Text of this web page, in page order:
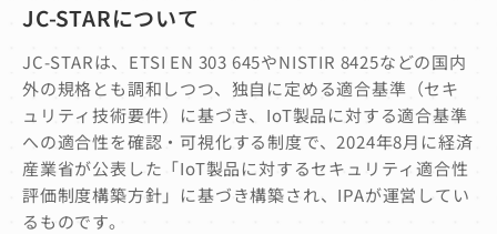
JC-STARについて
JC-STARは、ETSI EN 303 645やNISTIR 8425などの国内
外の規格とも調和しつつ、独自に定める適合基準（セキ
ュリティ技術要件）に基づき、IoT製品に対する適合基準
への適合性を確認・可視化する制度で、2024年8月に経済
産業省が公表した「IoT製品に対するセキュリティ適合性
評価制度構築方針」に基づき構築され、IPAが運営してい
るものです。